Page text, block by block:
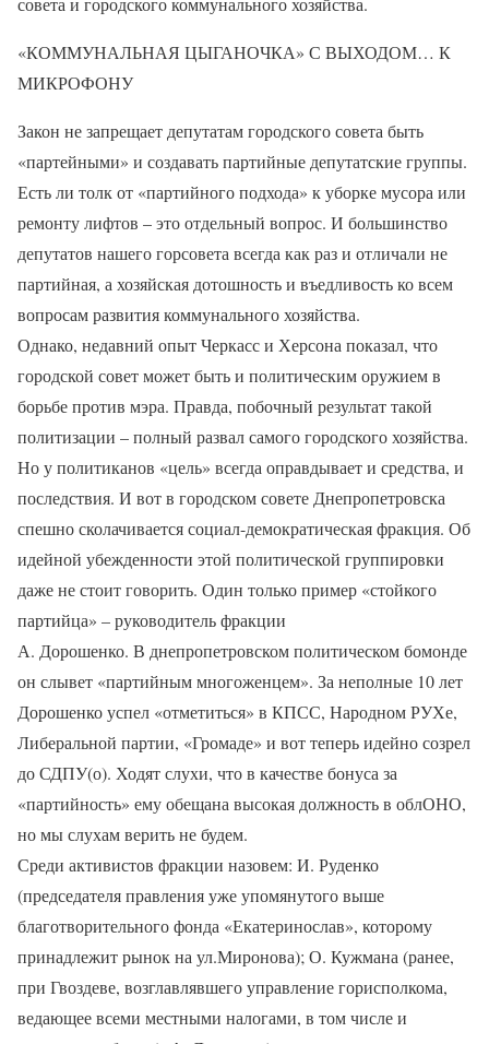
«КОММУНАЛЬНАЯ ЦЫГАНОЧКА» С ВЫХОДОМ… К
МИКРОФОНУ
Закон не запрещает депутатам городского совета быть
«партейными» и создавать партийные депутатские группы.
Есть ли толк от «партийного подхода» к уборке мусора или
ремонту лифтов – это отдельный вопрос. И большинство
депутатов нашего горсовета всегда как раз и отличали не
партийная, а хозяйская дотошность и въедливость ко всем
вопросам развития коммунального хозяйства.
Однако, недавний опыт Черкасс и Херсона показал, что
городской совет может быть и политическим оружием в
борьбе против мэра. Правда, побочный результат такой
политизации – полный развал самого городского хозяйства.
Но у политиканов «цель» всегда оправдывает и средства, и
последствия. И вот в городском совете Днепропетровска
спешно сколачивается социал-демократическая фракция. Об
идейной убежденности этой политической группировки
даже не стоит говорить. Один только пример «стойкого
партийца» – руководитель фракции
А. Дорошенко. В днепропетровском политическом бомонде
он слывет «партийным многоженцем». За неполные 10 лет
Дорошенко успел «отметиться» в КПСС, Народном РУХе,
Либеральной партии, «Громаде» и вот теперь идейно созрел
до СДПУ(о). Ходят слухи, что в качестве бонуса за
«партийность» ему обещана высокая должность в облОНО,
но мы слухам верить не будем.
Среди активистов фракции назовем: И. Руденко
(председателя правления уже упомянутого выше
благотворительного фонда «Екатеринослав», которому
принадлежит рынок на ул.Миронова); О. Кужмана (ранее,
при Гвоздеве, возглавлявшего управление горисполкома,
ведающее всеми местными налогами, в том числе и